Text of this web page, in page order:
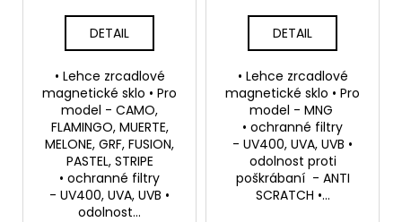
DETAIL
• Lehce zrcadlové
magnetické sklo • Pro
model - CAMO,
FLAMINGO, MUERTE,
MELONE, GRF, FUSION,
PASTEL, STRIPE
• ochranné filtry
- UV400, UVA, UVB •
odolnost...
DETAIL
• Lehce zrcadlové
magnetické sklo • Pro
model - MNG
• ochranné filtry
- UV400, UVA, UVB •
odolnost proti
poškrábaní - ANTI
SCRATCH •...